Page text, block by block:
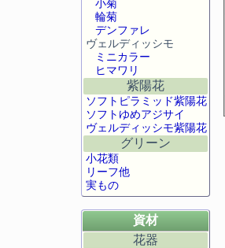
小菊
輪菊
デンファレ
ヴェルディッシモ
ミニカラー
ヒマワリ
紫陽花
ソフトピラミッド紫陽花
ソフトゆめアジサイ
ヴェルディッシモ紫陽花
グリーン
小花類
リーフ他
実もの
資材
花器